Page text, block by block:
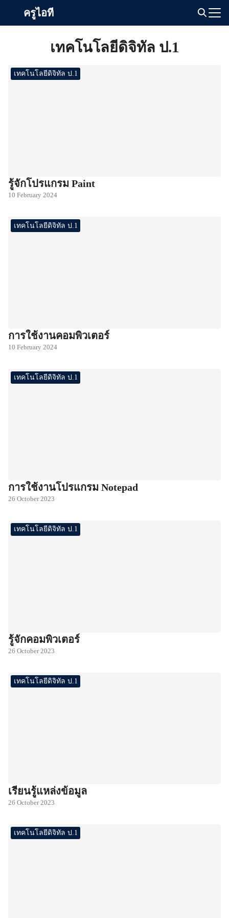
ครูไอที
เทคโนโลยีดิจิทัล ป.1
เทคโนโลยีดิจิทัล ป.1
รู้จักโปรแกรม Paint
10 February 2024
เทคโนโลยีดิจิทัล ป.1
การใช้งานคอมพิวเตอร์
10 February 2024
เทคโนโลยีดิจิทัล ป.1
การใช้งานโปรแกรม Notepad
26 October 2023
เทคโนโลยีดิจิทัล ป.1
รู้จักคอมพิวเตอร์
26 October 2023
เทคโนโลยีดิจิทัล ป.1
เรียนรู้แหล่งข้อมูล
26 October 2023
เทคโนโลยีดิจิทัล ป.1